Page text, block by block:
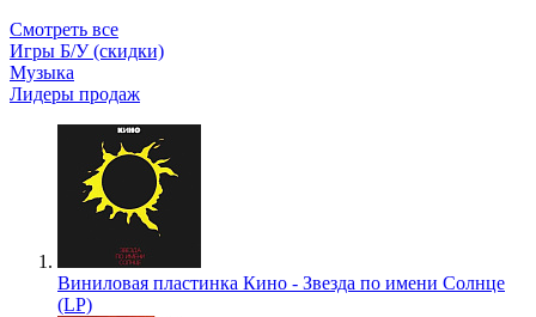
Смотреть все
Игры Б/У (скидки)
Музыка
Лидеры продаж
Виниловая пластинка Кино - Звезда по имени Солнце
(LP)